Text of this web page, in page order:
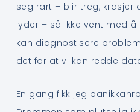
seg rart – blir treg, krasjer
lyder – så ikke vent med
kan diagnostisere
det for at vi kan redde
En gang fikk jeg